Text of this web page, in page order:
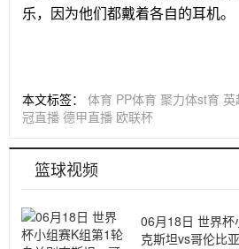
乐，因为他们都戴着各自的耳机。
本文标签： 体育 PP体育 聚力体st育
冠直播 德甲直播 欧联杯
篮球视频
06月18日 世界杯
克斯坦vs哥伦比